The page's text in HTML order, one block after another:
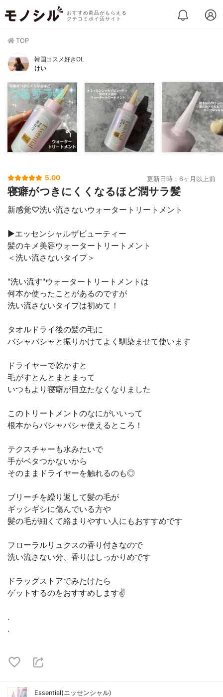
おすすめ商品がもらえる
クチコミポイ活サイト
TOP
韓国コスメ好きOL
けい
5.00 更新日時：6ヶ月以上前
寝癖がつきにくくなるほど潤サラ髪
新感覚♡洗い流さないウォータートリートメント
▶︎エッセンシャルザビューティー
髪のキメ美容ウォータートリートメント
＜洗い流さないタイプ＞
"洗い流す"ウォータートリートメントは
何本か使ったことがあるのですが
洗い流さないタイプは初めて！
タオルドライ後の髪の毛に
バシャバシャと振りかけてよく馴染ませて使います
ドライヤーで乾かすと
毛がすとんとまとまって
いつもより寝癖が目立たなくなりました
このトリートメントのなにがいいって
根本からバシャバシャ使えるところ！
テクスチャーも水みたいで
手がベタつかないから
そのままドライヤーを触れるのも◎
ブリーチを繰り返して髪の毛が
ギッシギシに傷んでいる方や
髪の毛が細くて絡まりやすい人にもおすすめです
フローラルリュクスの香り付きなので
洗い流さない分、香りはしっかりめです
ドラッグストアでみたけたら
ゲットするのをおすすめします✌️
.
.
Essential(エッセンシャル)